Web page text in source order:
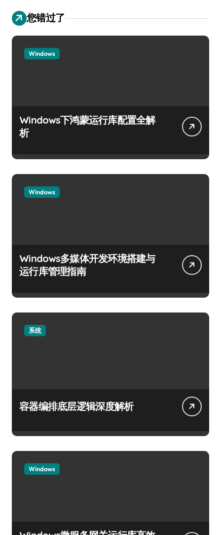
您错过了
Windows
Windows下鸿蒙运行库配置全解
析
Windows
Windows多媒体开发环境搭建与
运行库管理指南
系统
容器编排底层逻辑深度解析
Windows